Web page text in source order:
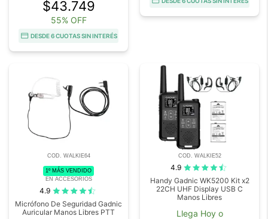
$43.749
55% OFF
DESDE 6 CUOTAS SIN INTERÉS
COD. WALKIE64
1º MÁS VENDIDO
EN ACCESORIOS
4.9
Micrófono De Seguridad Gadnic
Auricular Manos Libres PTT
COD. WALKIE52
4.9
Handy Gadnic WK5200 Kit x2
22CH UHF Display USB C
Manos Libres
Llega Hoy o